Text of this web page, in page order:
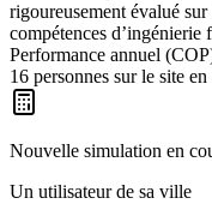
rigoureusement évalué
compétences
Performance annuel
16 personnes sur le site
Nouvelle simulation en
Un utilisateur de sa ville